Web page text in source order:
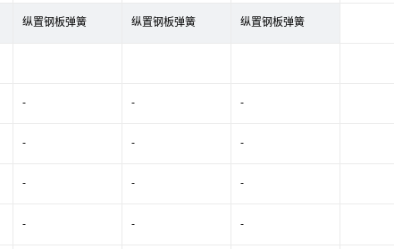
纵置钢板弹簧 纵置钢板弹簧 纵置钢板弹簧
- - -
- - -
- - -
- - -